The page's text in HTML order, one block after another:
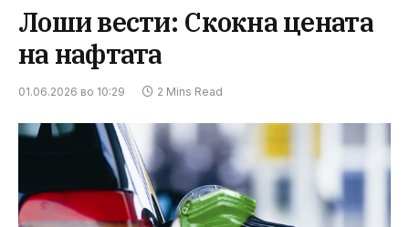
Лоши вести: Скокна цената
на нафтата
01.06.2026 во 10:29 2 Mins Read